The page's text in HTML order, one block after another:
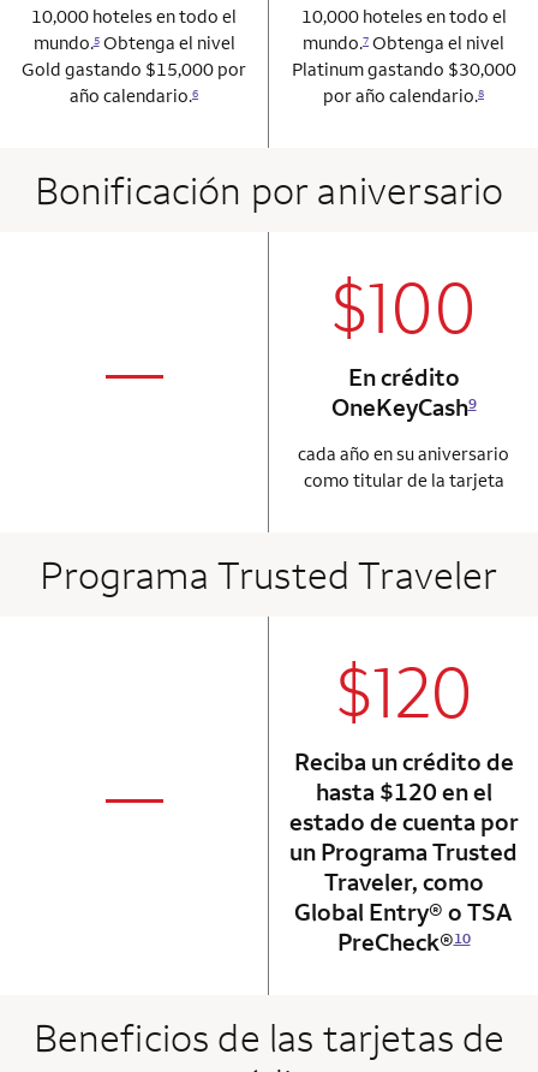
10,000 hoteles en todo el
mundo.5Obtenga el nivel
Gold gastando $15,000 por
año calendario.6
10,000 hoteles en todo el
mundo.7 Obtenga el nivel
Platinum gastando $30,000
por año calendario.8
Bonificación por aniversario
—not
column 2
$100
En crédito
OneKeyCash9
cada año en su aniversario
como titular de la tarjeta
Programa Trusted Traveler
column 1 Onkey card
—not
column 2
$120
Reciba un crédito de
hasta $120 en el
estado de cuenta por
un Programa Trusted
Traveler, como
Global Entry® o TSA
PreCheck®10
Beneficios de las tarjetas de